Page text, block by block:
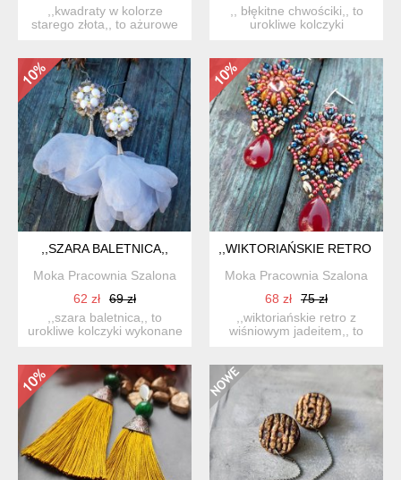
,,kwadraty w kolorze
starego złota,, to ażurowe
,, błękitne chwościki,, to
urokliwe kolczyki
,,SZARA BALETNICA,,
Moka Pracownia Szalona
62 zł
69 zł
,,szara baletnica,, to
urokliwe kolczyki wykonane
,,WIKTORIAŃSKIE RETRO Z
Moka Pracownia Szalona
68 zł
75 zł
,,wiktoriańskie retro z
wiśniowym jadeitem,, to